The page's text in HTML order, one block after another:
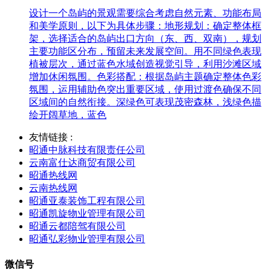
设计一个岛屿的景观需要综合考虑自然元素、功能布局
和美学原则，以下为具体步骤：地形规划：确定整体框
架，选择适合的岛屿出口方向（东、西、双南），规划
主要功能区分布，预留未来发展空间。用不同绿色表现
植被层次，通过蓝色水域创造视觉引导，利用沙滩区域
增加休闲氛围。色彩搭配：根据岛屿主题确定整体色彩
氛围，运用辅助色突出重要区域，使用过渡色确保不同
区域间的自然衔接。深绿色可表现茂密森林，浅绿色描
绘开阔草地，蓝色
友情链接 :
昭通中脉科技有限责任公司
云南富仕达商贸有限公司
昭通热线网
云南热线网
昭通亚泰装饰工程有限公司
昭通凯旋物业管理有限公司
昭通云都陪驾有限公司
昭通弘彩物业管理有限公司
微信号